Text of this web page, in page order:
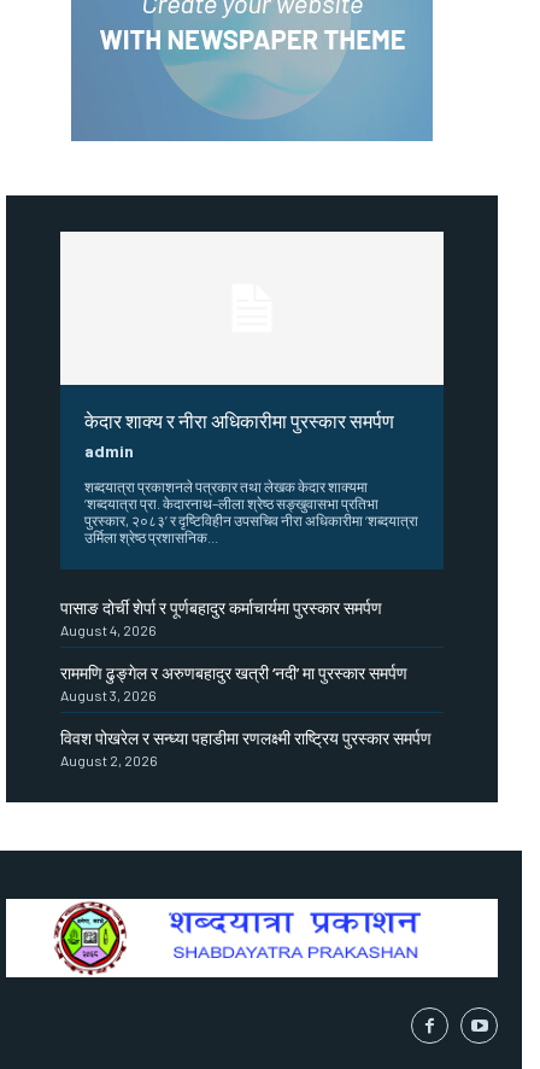
केदार शाक्य र नीरा अधिकारीमा पुरस्कार समर्पण
admin
शब्दयात्रा प्रकाशनले पत्रकार तथा लेखक केदार शाक्यमा
‘शब्दयात्रा प्रा. केदारनाथ–लीला श्रेष्ठ सङ्खुवासभा प्रतिभा
पुरस्कार, २०८३’ र दृष्टिविहीन उपसचिव नीरा अधिकारीमा ‘शब्दयात्रा
उर्मिला श्रेष्ठ प्रशासनिक...
पासाङ दोर्ची शेर्पा र पूर्णबहादुर कर्माचार्यमा पुरस्कार समर्पण
August 4, 2026
राममणि ढुङ्गेल र अरुणबहादुर खत्री ‘नदी’ मा पुरस्कार समर्पण
August 3, 2026
विवश पोखरेल र सन्ध्या पहाडीमा रणलक्ष्मी राष्ट्रिय पुरस्कार समर्पण
August 2, 2026